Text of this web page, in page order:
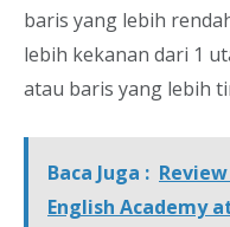
baris yang lebih
lebih kekanan dari 1
atau baris yang lebih
Baca Juga :
English Academy